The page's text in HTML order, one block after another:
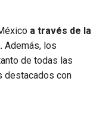
a través de la
Además, los
de todas las
destacados con